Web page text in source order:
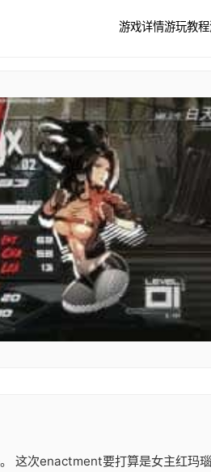
游戏详情游玩教程
这次enactment要打算是女主红玛